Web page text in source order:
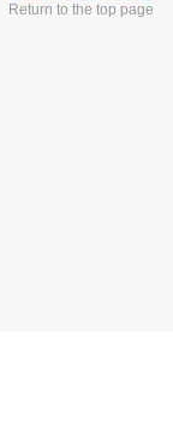
Return to the top page